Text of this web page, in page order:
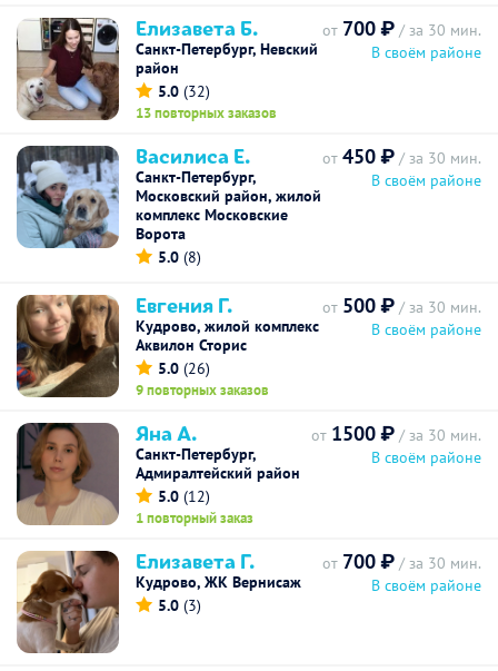
Елизавета Б.
Санкт-Петербург, Невский
район
5.0 (32)
13 повторных заказов
от 700 ₽ / за 30 мин.
В своём районе
Василиса Е.
Санкт-Петербург,
Московский район, жилой
комплекс Московские
Ворота
5.0 (8)
от 450 ₽ / за 30 мин.
В своём районе
Евгения Г.
Кудрово, жилой комплекс
Аквилон Сторис
5.0 (26)
9 повторных заказов
от 500 ₽ / за 30 мин.
В своём районе
Яна А.
Санкт-Петербург,
Адмиралтейский район
5.0 (12)
1 повторный заказ
от 1500 ₽ / за 30 мин.
В своём районе
Елизавета Г.
Кудрово, ЖК Вернисаж
5.0 (3)
от 700 ₽ / за 30 мин.
В своём районе